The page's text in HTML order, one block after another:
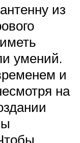
из
умений.
и
на